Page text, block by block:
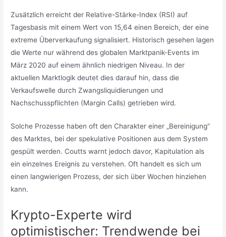
Zusätzlich erreicht der Relative-Stärke-Index (RSI) auf
Tagesbasis mit einem Wert von 15,64 einen Bereich, der eine
extreme Überverkaufung signalisiert. Historisch gesehen lagen
die Werte nur während des globalen Marktpanik-Events im
März 2020 auf einem ähnlich niedrigen Niveau. In der
aktuellen Marktlogik deutet dies darauf hin, dass die
Verkaufswelle durch Zwangsliquidierungen und
Nachschusspflichten (Margin Calls) getrieben wird.
Solche Prozesse haben oft den Charakter einer „Bereinigung“
des Marktes, bei der spekulative Positionen aus dem System
gespült werden. Coutts warnt jedoch davor, Kapitulation als
ein einzelnes Ereignis zu verstehen. Oft handelt es sich um
einen langwierigen Prozess, der sich über Wochen hinziehen
kann.
Krypto-Experte wird
optimistischer: Trendwende bei